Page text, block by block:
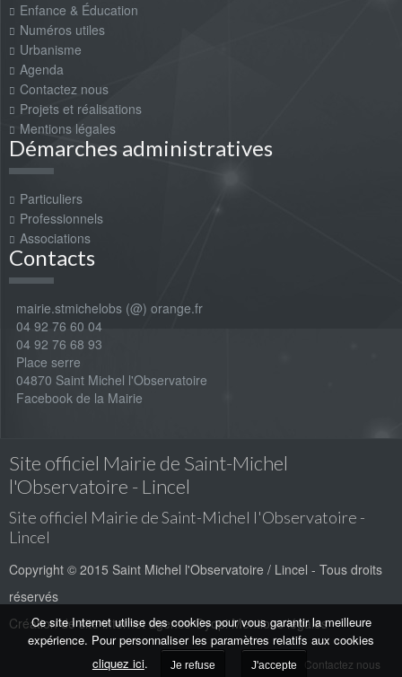
Enfance & Éducation
Numéros utiles
Urbanisme
Agenda
Contactez nous
Projets et réalisations
Mentions légales
Démarches administratives
Particuliers
Professionnels
Associations
Contacts
mairie.stmichelobs (@) orange.fr
04 92 76 60 04
04 92 76 68 93
Place serre
04870 Saint Michel l'Observatoire
Facebook de la Mairie
Site officiel Mairie de Saint-Michel
l'Observatoire - Lincel
Site officiel Mairie de Saint-Michel l'Observatoire -
Lincel
Copyright © 2015 Saint Michel l'Observatoire / Lincel - Tous droits
réservés
Création de site internet agence OyopiMentions légales
Contactez nous
Ce site Internet utilise des cookies pour vous garantir la meilleure
expérience. Pour personnaliser les paramètres relatifs aux cookies
cliquez ici. Je refuse J'accepte